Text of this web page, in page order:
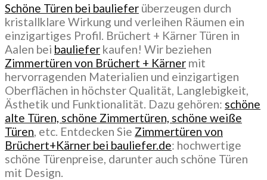
Schöne Türen bei bauliefer überzeugen durch
kristallklare Wirkung und verleihen Räumen ein
einzigartiges Profil. Brüchert + Kärner Türen in
Aalen bei bauliefer kaufen! Wir beziehen
Zimmertüren von Brüchert + Kärner mit
hervorragenden Materialien und einzigartigen
Oberflächen in höchster Qualität, Langlebigkeit,
Ästhetik und Funktionalität. Dazu gehören: schöne
alte Türen, schöne Zimmertüren, schöne weiße
Türen, etc. Entdecken Sie Zimmertüren von
Brüchert+Kärner bei bauliefer.de: hochwertige
schöne Türenpreise, darunter auch schöne Türen
mit Design.